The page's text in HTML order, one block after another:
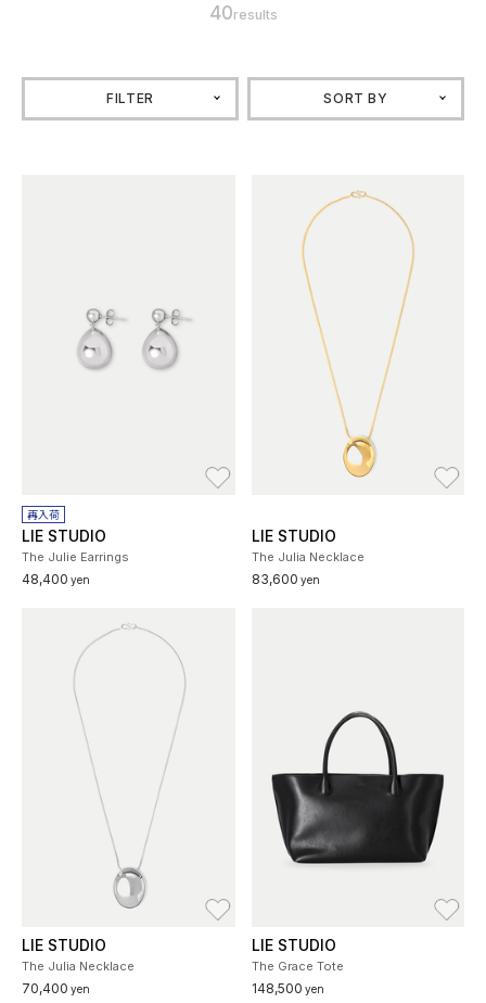
40results
FILTER SORT BY
再入荷
LIE STUDIO
The Julie Earrings
48,400 yen
LIE STUDIO
The Julia Necklace
83,600 yen
LIE STUDIO
The Julia Necklace
70,400 yen
LIE STUDIO
The Grace Tote
148,500 yen